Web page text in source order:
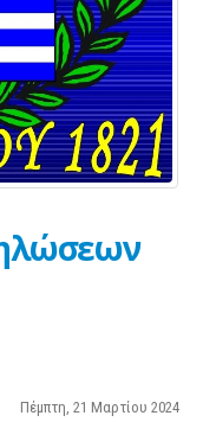
Πέμπτη, 21 Μαρτίου 2024